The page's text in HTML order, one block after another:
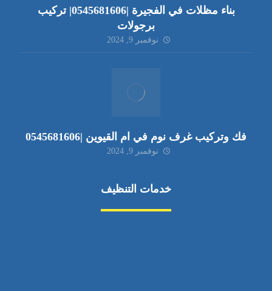
بناء مظلات في الفجيرة |0545681606| تركيب
برجولات
نوفمبر 9, 2024
فك وتركيب غرف نوم في ام القيوين |0545681606
نوفمبر 9, 2024
خدمات التنظيف